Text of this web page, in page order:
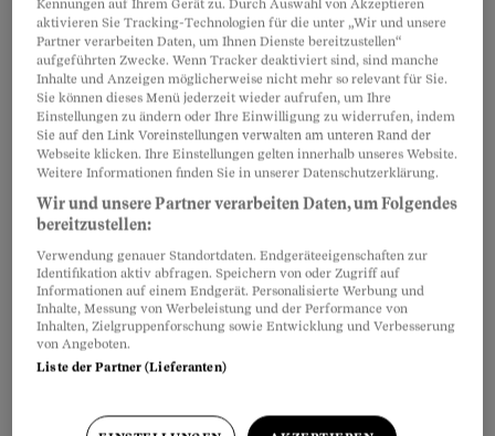
Caroline Fux ist das nicht nur eine
Floskel.
Caroline Fux
Künstliche Befruchtung
«Vielleicht brauchen wir in
100 Jahren keine Männer
Die Forschung arbeitet intensiv an
Spermien aus Stammzellen. Hat der Mann als Erzeuger
ausgedient? Nachfragen bei einer
Reproduktionsmedizinerin.
Kennungen auf Ihrem Gerät zu. Durch Auswahl von Akzeptieren
aktivieren Sie Tracking-Technologien für die unter „Wir und unsere
Partner verarbeiten Daten, um Ihnen Dienste bereitzustellen“
aufgeführten Zwecke. Wenn Tracker deaktiviert sind, sind manche
Inhalte und Anzeigen möglicherweise nicht mehr so relevant für Sie.
Sie können dieses Menü jederzeit wieder aufrufen, um Ihre
Einstellungen zu ändern oder Ihre Einwilligung zu widerrufen, indem
Sie auf den Link Voreinstellungen verwalten am unteren Rand der
Webseite klicken. Ihre Einstellungen gelten innerhalb unseres Website.
Weitere Informationen finden Sie in unserer Datenschutzerklärung.
Wir und unsere Partner verarbeiten Daten, um Folgendes
bereitzustellen:
Verwendung genauer Standortdaten. Endgeräteeigenschaften zur
Identifikation aktiv abfragen. Speichern von oder Zugriff auf
Informationen auf einem Endgerät. Personalisierte Werbung und
Inhalte, Messung von Werbeleistung und der Performance von
Inhalten, Zielgruppenforschung sowie Entwicklung und Verbesserung
von Angeboten.
Liste der Partner (Lieferanten)